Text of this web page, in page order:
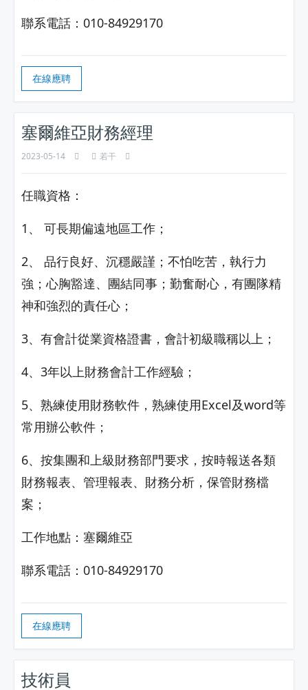
聯系電話：010-84929170
在線應聘
塞爾維亞財務經理
2023-05-14 若干
任職資格：
1、 可長期偏遠地區工作；
2、 品行良好、沉穩嚴謹；不怕吃苦，執行力
強；心胸豁達、團結同事；勤奮耐心，有團隊精
神和強烈的責任心；
3、有會計從業資格證書，會計初級職稱以上；
4、3年以上財務會計工作經驗；
5、熟練使用財務軟件，熟練使用Excel及word等
常用辦公軟件；
6、按集團和上級財務部門要求，按時報送各類
財務報表、管理報表、財務分析，保管財務檔
案；
工作地點：塞爾維亞
聯系電話：010-84929170
在線應聘
技術員